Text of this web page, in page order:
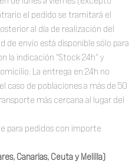
el pedido se tramitará el
al día de realización del
de envío está disponible sólo para
la indicación "Stock 24h" y
La entrega en 24h no
caso de poblaciones a más de 50
más cercana al lugar del
para pedidos con importe
Canarias, Ceuta y Melilla)